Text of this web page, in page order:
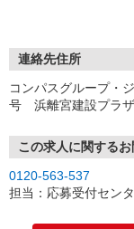
［2］携帯のショー
メッセージに従っ
程をご選択ください♪
連絡させて頂きます。
↓
［3］面接実施。履歴
面接では仕事内容や
連絡先住所
コンパスグループ・
号 浜離宮建設プラザ
この求人に関する
0120-563-537
担当：応募受付セン